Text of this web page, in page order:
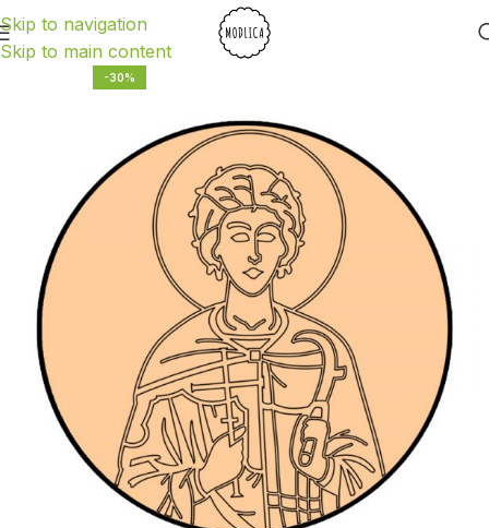
Skip to navigation
Skip to main content
-30%